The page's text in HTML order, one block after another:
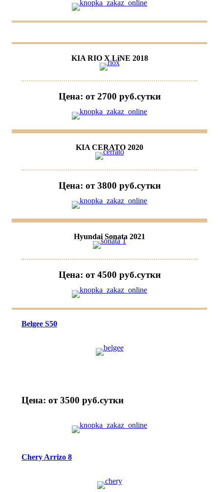
KIA RIO X LiNE 2018
Цена: от 2700 руб.cутки
KIA CERATO 2020
Цена: от 3800 руб.cутки
Hyundai Sonata 2021
Цена: от 4500 руб.cутки
Belgee S50
Цена: от 3500 руб.cутки
Chery Arrizo 8